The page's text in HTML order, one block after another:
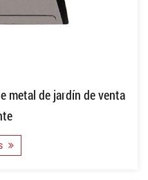
metal de jardín de venta